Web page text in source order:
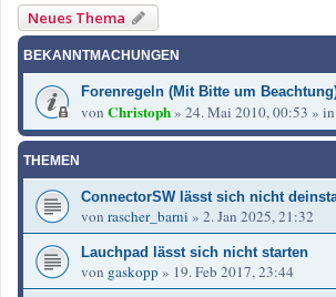
Neues Thema
BEKANNTMACHUNGEN
Forenregeln (Mit Bitte um
von Christoph» 24. Mai 2010, 00:53 » in
THEMEN
ConnectorSW lässt sich nicht
von rascher_barni » 2. Jan 2025, 21:32
Lauchpad lässt sich nicht starten
von gaskopp» 19. Feb 2017, 23:44